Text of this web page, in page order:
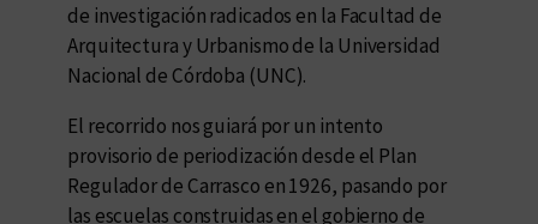
de investigación radicados en la Facultad de
Arquitectura y Urbanismo de la Universidad
Nacional de Córdoba (UNC).
El recorrido nos guiará por un intento
provisorio de periodización desde el Plan
Regulador de Carrasco en 1926, pasando por
las escuelas construidas en el gobierno de